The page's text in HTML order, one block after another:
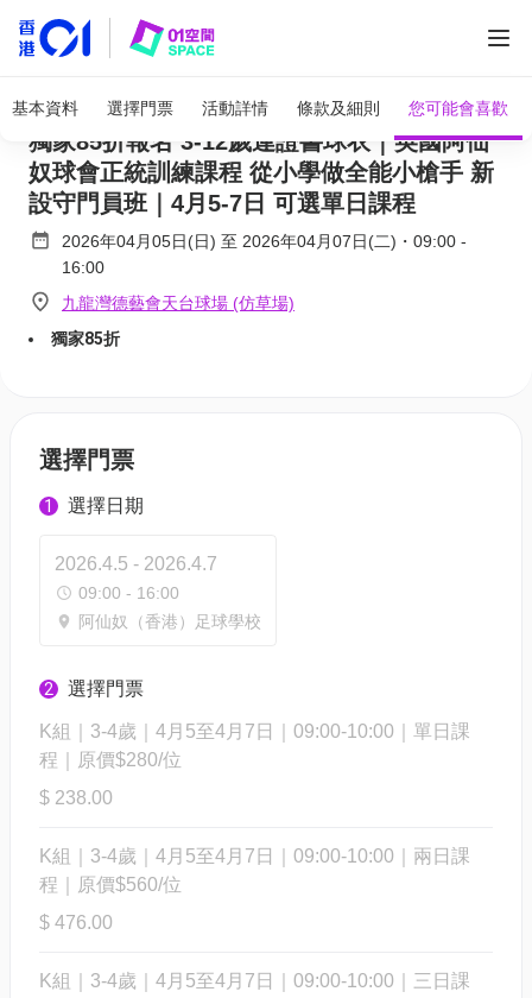
基本資料 選擇門票 活動詳情 條款及細則 您可能會喜歡
阿仙奴(香港)足球學校 2026復活節訓練營｜
獨家85折報名 3-12歲連證書球衣｜英國阿仙
奴球會正統訓練課程 從小學做全能小槍手 新
設守門員班｜4月5-7日 可選單日課程
2026年04月05日(日) 至 2026年04月07日(二) ・ 09:00 -
16:00
九龍灣德藝會天台球場 (仿草場)
獨家85折
選擇門票
1 選擇日期
2026.4.5 - 2026.4.7
09:00 - 16:00
阿仙奴（香港）足球學校
2 選擇門票
K組｜3-4歲｜4月5至4月7日｜09:00-10:00｜單日課
程｜原價$280/位
$ 238.00
K組｜3-4歲｜4月5至4月7日｜09:00-10:00｜兩日課
程｜原價$560/位
$ 476.00
K組｜3-4歲｜4月5至4月7日｜09:00-10:00｜三日課